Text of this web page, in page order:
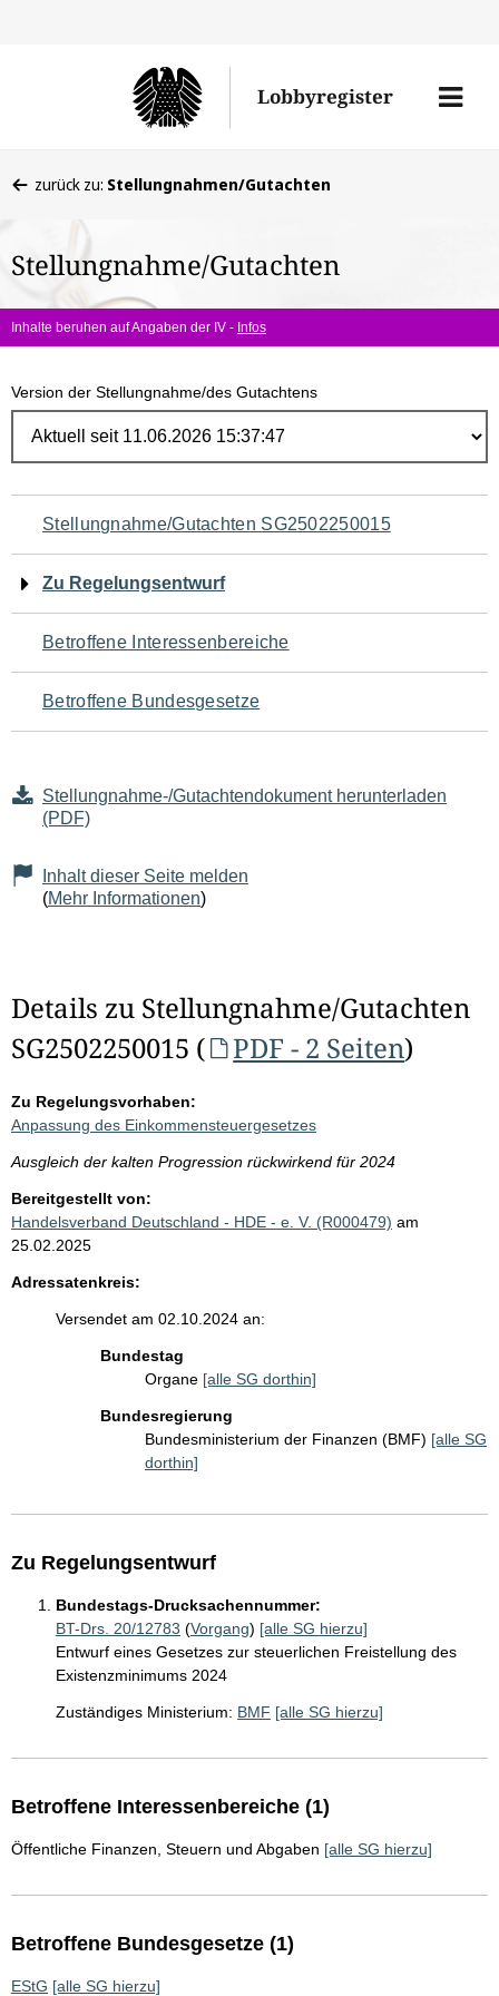
Lobbyregister
Menü
befinden
hier:
zurück zu: Stellungnahmen/Gutachten
Stellungnahme/Gutachten
Inhalte beruhen auf Angaben der IV - Infos
Version der Stellungnahme/des Gutachtens
Navigation
für
den
Seiteninhalt
Stellungnahme/Gutachten SG2502250015
Zu Regelungsentwurf
Betroffene Interessenbereiche
Betroffene Bundesgesetze
Stellungnahme-/Gutachtendokument herunterladen
(PDF)
Inhalt dieser Seite melden
(Mehr Informationen)
Details zu Stellungnahme/Gutachten
SG2502250015 (
PDF - 2 Seiten)
Zu Regelungsvorhaben:
Anpassung des Einkommensteuergesetzes
Ausgleich der kalten Progression rückwirkend für 2024
Bereitgestellt von:
Handelsverband Deutschland - HDE - e. V. (R000479) am
25.02.2025
Adressatenkreis:
Versendet am 02.10.2024 an:
Bundestag
Organe [alle SG dorthin]
Bundesregierung
Bundesministerium der Finanzen (BMF) [alle SG
dorthin]
Zu Regelungsentwurf
Bundestags-Drucksachennummer:
BT-Drs. 20/12783 (Vorgang) [alle SG hierzu]
Entwurf eines Gesetzes zur steuerlichen Freistellung des
Existenzminimums 2024
Zuständiges Ministerium: BMF [alle SG hierzu]
Betroffene Interessenbereiche (1)
Öffentliche Finanzen, Steuern und Abgaben [alle SG hierzu]
Betroffene Bundesgesetze (1)
EStG [alle SG hierzu]